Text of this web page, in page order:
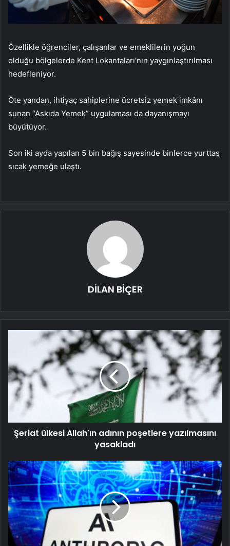
Özellikle öğrenciler, çalışanlar ve emeklilerin yoğun
olduğu bölgelerde Kent Lokantaları’nın yaygınlaştırılması
hedefleniyor.
Öte yandan, ihtiyaç sahiplerine ücretsiz yemek imkânı
sunan “Askıda Yemek” uygulaması da dayanışmayı
büyütüyor.
Son iki ayda yapılan 5 bin bağış sayesinde binlerce yurttaş
sıcak yemeğe ulaştı.
DİLAN BİÇER
Şeriat ülkesi Allah'ın adının poşetlere yazılmasını
yasakladı